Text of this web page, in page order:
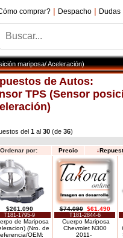
comprar? | Despacho | Dudas
mariposa/ Aceleración)
de Autos:
TPS (Sensor
del 1 al 30 (de 36)
Ordenar por: Precio ↓
$261.090
T181-1795-9
de Mariposa
(Nro. de
OEM:
$74.090 $61.490
T181-2844-6
Cuerpo Mariposa
Chevrolet N300
2011-